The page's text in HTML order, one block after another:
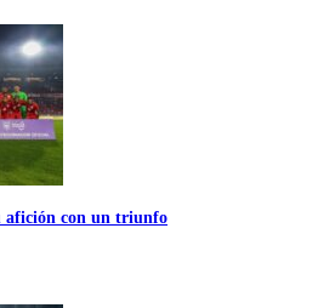
afición con un triunfo